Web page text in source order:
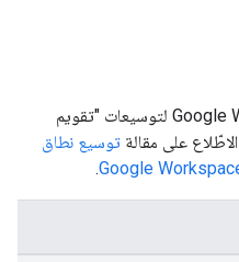
إعدادات ملف بيان إضافة Google Workspace لتوسيعات "تقويم
توسيع نطاق
.